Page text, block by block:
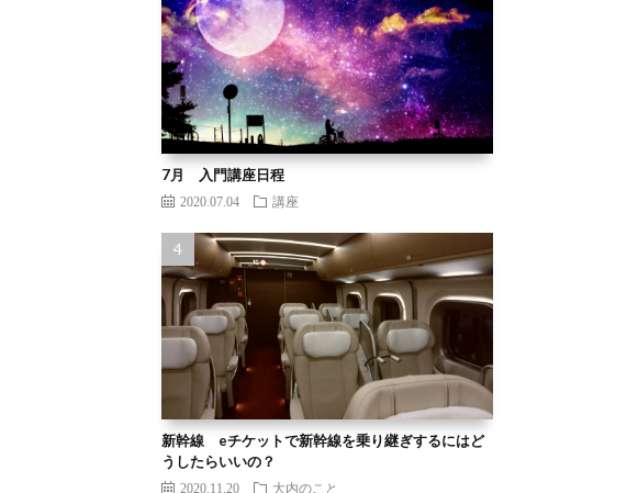
7月 入門講座日程
2020.07.04 講座
新幹線 eチケットで新幹線を乗り継ぎするにはど
うしたらいいの？
2020.11.20 大内のこと